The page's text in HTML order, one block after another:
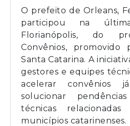
O prefeito de Orleans,
participou na
Florianópolis, do
Convênios, promovido
Santa Catarina. A
gestores e equipes
acelerar convênios
solucionar
técnicas
municípios catarinenses.